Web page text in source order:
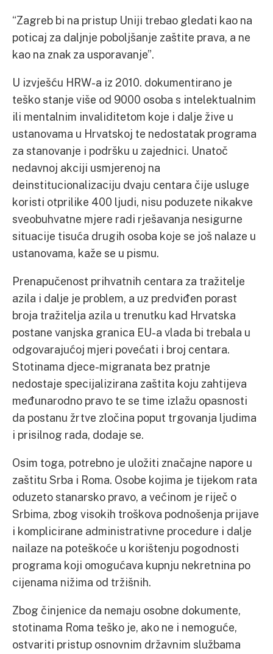
“Zagreb bi na pristup Uniji trebao gledati kao na
poticaj za daljnje poboljšanje zaštite prava, a ne
kao na znak za usporavanje”.
U izvješću HRW-a iz 2010. dokumentirano je
teško stanje više od 9000 osoba s intelektualnim
ili mentalnim invaliditetom koje i dalje žive u
ustanovama u Hrvatskoj te nedostatak programa
za stanovanje i podršku u zajednici. Unatoč
nedavnoj akciji usmjerenoj na
deinstitucionalizaciju dvaju centara čije usluge
koristi otprilike 400 ljudi, nisu poduzete nikakve
sveobuhvatne mjere radi rješavanja nesigurne
situacije tisuća drugih osoba koje se još nalaze u
ustanovama, kaže se u pismu.
Prenapučenost prihvatnih centara za tražitelje
azila i dalje je problem, a uz predviđen porast
broja tražitelja azila u trenutku kad Hrvatska
postane vanjska granica EU-a vlada bi trebala u
odgovarajućoj mjeri povećati i broj centara.
Stotinama djece-migranata bez pratnje
nedostaje specijalizirana zaštita koju zahtijeva
međunarodno pravo te se time izlažu opasnosti
da postanu žrtve zločina poput trgovanja ljudima
i prisilnog rada, dodaje se.
Osim toga, potrebno je uložiti značajne napore u
zaštitu Srba i Roma. Osobe kojima je tijekom rata
oduzeto stanarsko pravo, a većinom je riječ o
Srbima, zbog visokih troškova podnošenja prijave
i komplicirane administrativne procedure i dalje
nailaze na poteškoće u korištenju pogodnosti
programa koji omogućava kupnju nekretnina po
cijenama nižima od tržišnih.
Zbog činjenice da nemaju osobne dokumente,
stotinama Roma teško je, ako ne i nemoguće,
ostvariti pristup osnovnim državnim službama